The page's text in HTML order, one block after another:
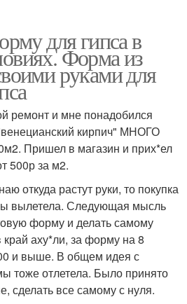
для гипса в
Форма из
руками для
ремонт и мне понадобился
кирпич" МНОГО
Пришел в магазин и прих*ел
500р за м2.
откуда растут руки, то покупка
вылетела. Следующая мысль
форму и делать самому
аху*ли, за форму на 8
и выше. В общем идея с
тоже отлетела. Было принято
сделать все самому с нуля.